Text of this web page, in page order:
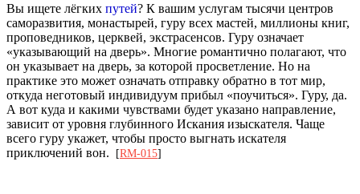
Вы ищете лёгких путей? К вашим услугам тысячи центров
саморазвития, монастырей, гуру всех мастей, миллионы книг,
проповедников, церквей, экстрасенсов. Гуру означает
«указывающий на дверь». Многие романтично полагают, что
он указывает на дверь, за которой просветление. Но на
практике это может означать отправку обратно в тот мир,
откуда неготовый индивидуум прибыл «поучиться». Гуру, да.
А вот куда и какими чувствами будет указано направление,
зависит от уровня глубинного Искания изыскателя. Чаще
всего гуру укажет, чтобы просто выгнать искателя
приключений вон.
[RM-015]